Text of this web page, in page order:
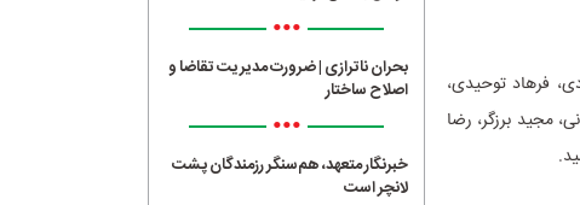
فرهاد توحیدی،
مجید برزگر، رضا
•••
بحران ناترازی | ضرورت مدیریت تقاضا و
اصلاح ساختار
•••
خبرنگار متعهد، هم‌سنگر رزمندگان پشت
لانچر است